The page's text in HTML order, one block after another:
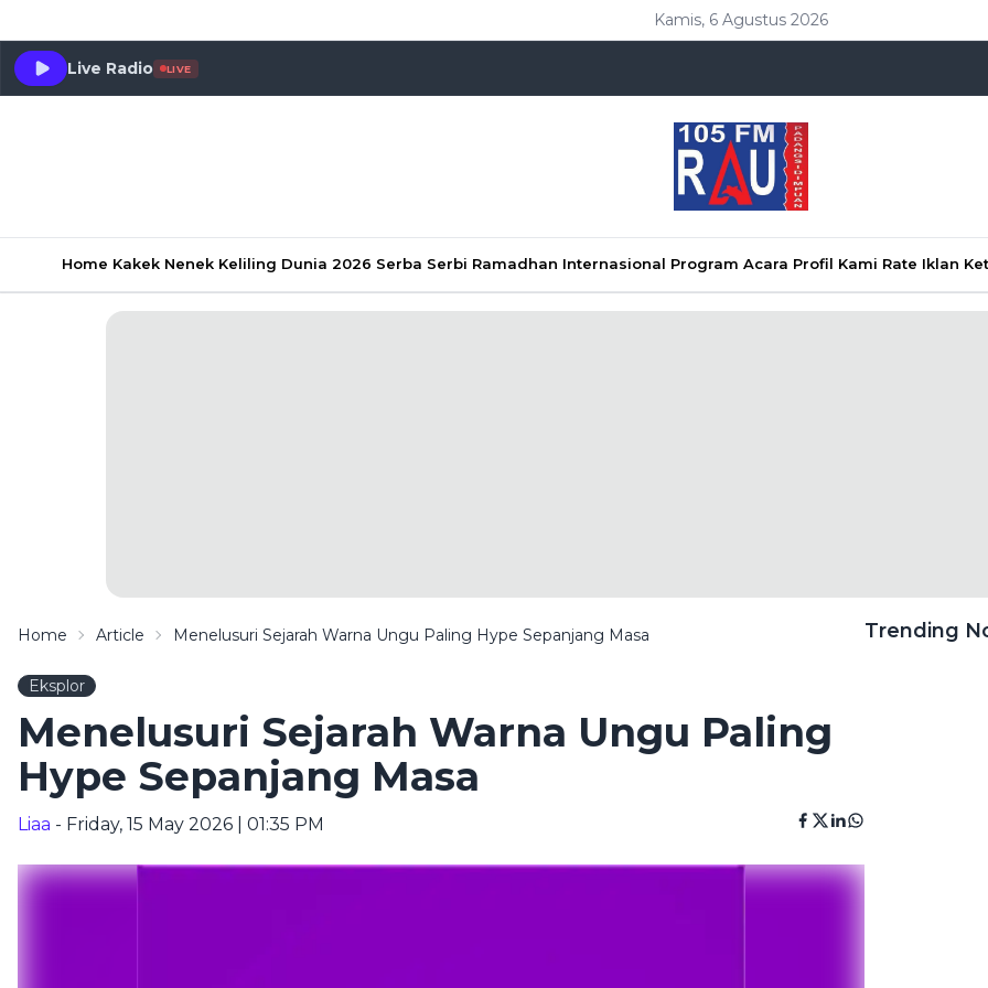
Kamis, 6 Agustus 2026
Live Radio LIVE
Home Kakek Nenek Keliling Dunia 2026 Serba Serbi Ramadhan Internasional Program Acara Profil Kami Rate Iklan
Home Article Menelusuri Sejarah Warna Ungu Paling Hype Sepanjang Masa
Eksplor
Menelusuri Sejarah Warna Ungu Paling
Hype Sepanjang Masa
Liaa - Friday, 15 May 2026 | 01:35 PM
Trending